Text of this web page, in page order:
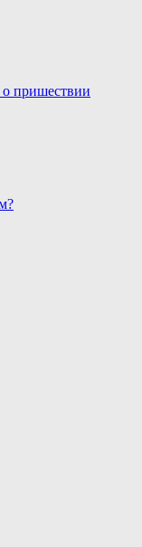
пришествии